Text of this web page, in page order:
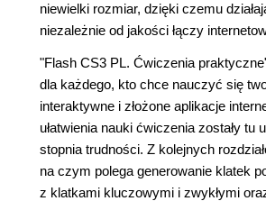
niewielki rozmiar, dzięki czemu
niezależnie od jakości łączy
"Flash CS3 PL. Ćwiczenia
dla każdego, kto chce nauczyć się
interaktywne i złożone aplikacje
ułatwienia nauki ćwiczenia zostały tu
stopnia trudności. Z kolejnych
na czym polega generowanie klatek
z klatkami kluczowymi i zwykłymi